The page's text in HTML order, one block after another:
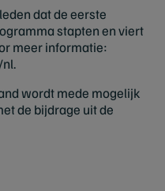
dat de eerste
stapten en viert
meer informatie:
wordt mede mogelijk
de bijdrage uit de